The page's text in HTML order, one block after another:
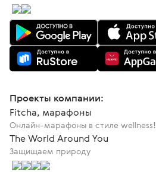
Проекты компании:
Fitcha, марафоны
Онлайн-марафоны в стиле wellness!
The World Around You
Защищаем природу